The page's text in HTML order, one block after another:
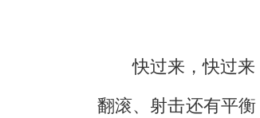
快过来，快过
翻滚、射击还有平